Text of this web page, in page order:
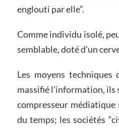
englouti par elle”.
Comme individu isolé,
semblable, doté d’un
Les moyens
massifié l’information, ils
compresseur médiatique
du temps; les sociétés